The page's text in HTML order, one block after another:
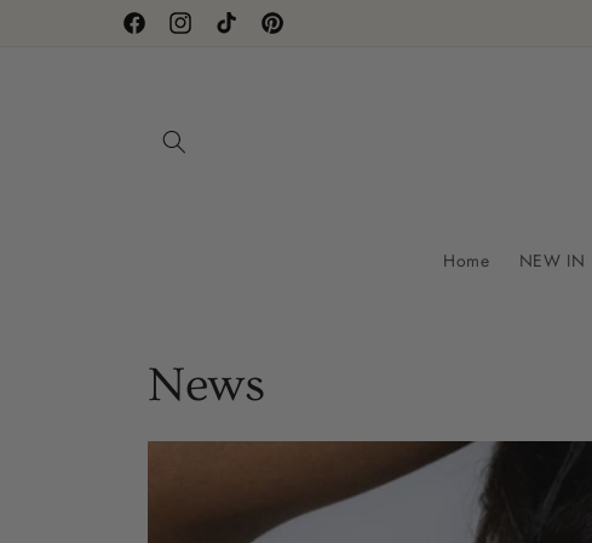
FacebookInstagramTikTok Pinterest
Home NEW IN
News